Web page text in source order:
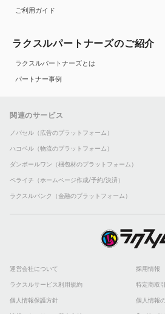
ご利用ガイド
ラクスルパートナーズのご紹介
ラクスルパートナーズとは
パートナー事例
関連のサービス
ノバセル（広告のプラットフォーム）
ハコベル（物流のプラットフォーム）
ダンボールワン（梱包材のプラットフォーム）
ペライチ（ホームページ作成/予約/決済）
ラクスルバンク（金融のプラットフォーム）
運営会社について 採用情報
ラクスルサービス利用規約 特定商取
個人情報保護方針 個人情報